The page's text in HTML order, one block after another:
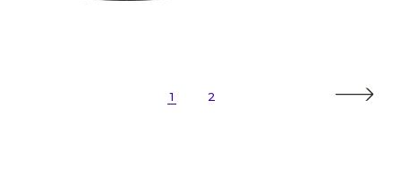
Pagination
1 2